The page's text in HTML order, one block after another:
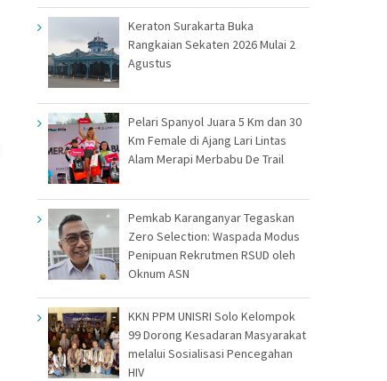
Keraton Surakarta Buka
Rangkaian Sekaten 2026 Mulai 2
Agustus
Pelari Spanyol Juara 5 Km dan 30
Km Female di Ajang Lari Lintas
Alam Merapi Merbabu De Trail
Pemkab Karanganyar Tegaskan
Zero Selection: Waspada Modus
Penipuan Rekrutmen RSUD oleh
Oknum ASN
KKN PPM UNISRI Solo Kelompok
99 Dorong Kesadaran Masyarakat
melalui Sosialisasi Pencegahan
HIV